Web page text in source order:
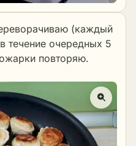
(каждый
течение очередных 5
повторяю.